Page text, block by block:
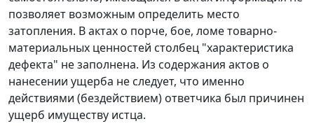
позволяет возможным определить место
затопления. В актах о порче, бое, ломе товарно-
материальных ценностей столбец "характеристика
дефекта" не заполнена. Из содержания актов о
нанесении ущерба не следует, что именно
действиями (бездействием) ответчика был причинен
ущерб имуществу истца.